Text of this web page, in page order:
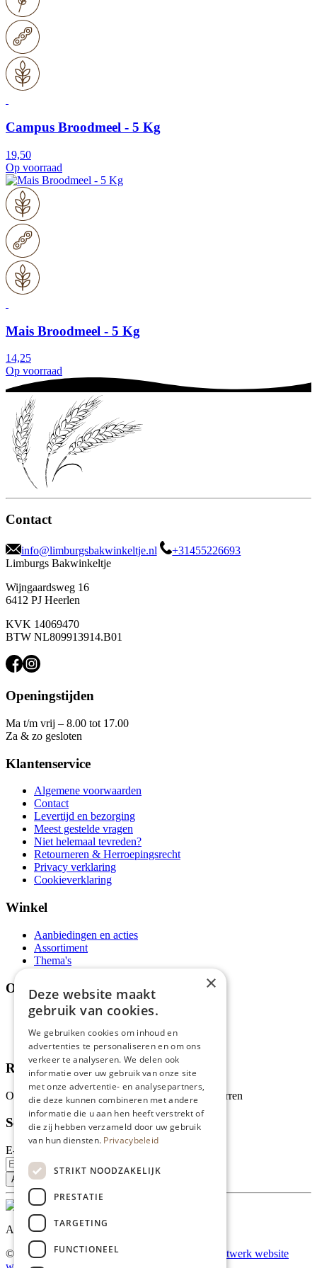
Campus Broodmeel - 5 Kg
19,50
Op voorraad
Mais Broodmeel - 5 Kg
14,25
Op voorraad
Contact
info@limburgsbakwinkeltje.nl
+31455226693
Limburgs Bakwinkeltje
Wijngaardsweg 16
6412 PJ Heerlen
KVK 14069470
BTW NL809913914.B01
Openingstijden
Ma t/m vrij – 8.00 tot 17.00
Za & zo gesloten
Klantenservice
Algemene voorwaarden
Contact
Levertijd en bezorging
Meest gestelde vragen
Niet helemaal tevreden?
Retourneren & Herroepingsrecht
Privacy verklaring
Cookieverklaring
Winkel
Aanbiedingen en acties
Assortiment
Thema's
Over ons
Wie zijn wij?
Recepten
Tips
Recensies
Onze klanten waarderen ons met 4.9 van de 5 sterren
Schrijf je in voor onze nieuwsbrief
E-mailadres
Al onze prijzen zijn incl. BTW
© Copyright 2026 Limburgs Bakwinkeltje |
Maatwerk website
×
Deze website maakt
gebruik van cookies.
We gebruiken cookies om inhoud en
advertenties te personaliseren en om ons
verkeer te analyseren. We delen ook
informatie over uw gebruik van onze site
met onze advertentie- en analysepartners,
die deze kunnen combineren met andere
informatie die u aan hen heeft verstrekt of
die zij hebben verzameld door uw gebruik
van hun diensten. Privacybeleid
STRIKT NOODZAKELIJK
PRESTATIE
TARGETING
FUNCTIONEEL